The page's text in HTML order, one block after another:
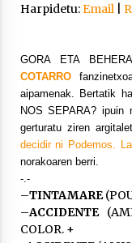
Harpidetu:Email|
GORA ETA
COTARRO
aipamenak. Bertatik
NOS SEPARA? ipuin
gerturatu ziren
decidir ni Podemos.
norakoaren berri.
-.-
–TINTAMARE
–ACCIDENTE
COLOR. +